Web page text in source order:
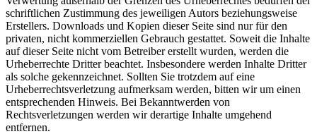
schriftlichen Zustimmung des jeweiligen Autors beziehungsweise
Erstellers. Downloads und Kopien dieser Seite sind nur für den
privaten, nicht kommerziellen Gebrauch gestattet. Soweit die Inhalte
auf dieser Seite nicht vom Betreiber erstellt wurden, werden die
Urheberrechte Dritter beachtet. Insbesondere werden Inhalte Dritter
als solche gekennzeichnet. Sollten Sie trotzdem auf eine
Urheberrechtsverletzung aufmerksam werden, bitten wir um einen
entsprechenden Hinweis. Bei Bekanntwerden von
Rechtsverletzungen werden wir derartige Inhalte umgehend
entfernen.